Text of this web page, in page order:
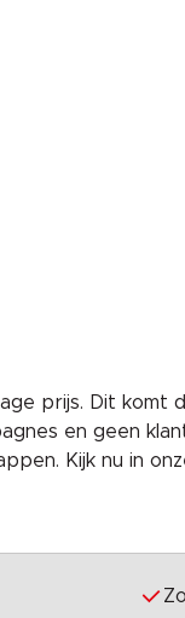
prijs. Dit
en geen
Kijk nu in